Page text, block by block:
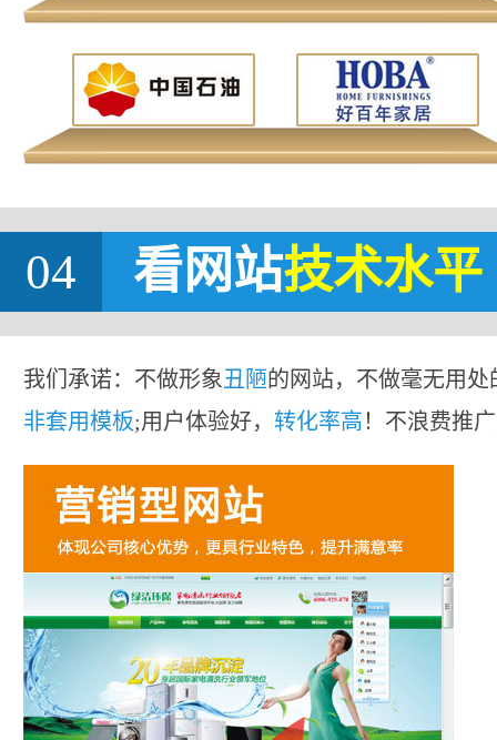
04 看网站技术水平
我们承诺：不做形象丑陋的网站，不做毫无用处
非套用模板;用户体验好， 转化率高！不浪费推